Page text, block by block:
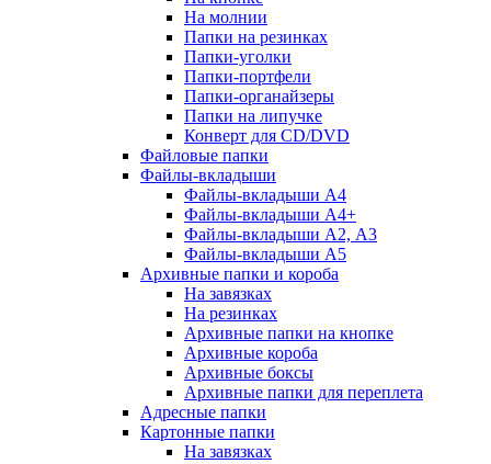
На молнии
Папки на резинках
Папки-уголки
Папки-портфели
Папки-органайзеры
Папки на липучке
Конверт для CD/DVD
Файловые папки
Файлы-вкладыши
Файлы-вкладыши А4
Файлы-вкладыши А4+
Файлы-вкладыши А2, А3
Файлы-вкладыши А5
Архивные папки и короба
На завязках
На резинках
Архивные папки на кнопке
Архивные короба
Архивные боксы
Архивные папки для переплета
Адресные папки
Картонные папки
На завязках